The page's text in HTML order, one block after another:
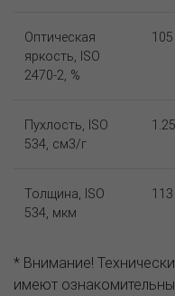
Оптическая
яркость, ISO
2470-2, %
105
Пухлость, ISO
534, см3/г
1.25
Толщина, ISO
534, мкм
113
* Внимание!
имеют